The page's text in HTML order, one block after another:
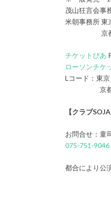
茂山狂言会事
米朝事務所 東
京都
チケットぴあ
ローソンチケ
Lコード：東
京都・
【クラブ
お問合せ：童
075-751-9046
都合により公